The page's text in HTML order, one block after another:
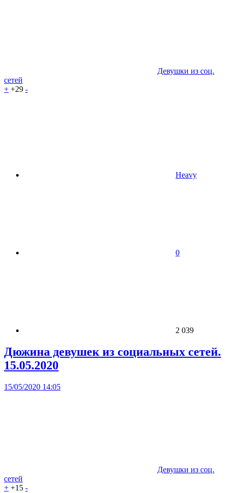
Девушки из соц.
сетей
+ +29 -
Heavy
0
2 039
Дюжина девушек из социальных сетей.
15.05.2020
15/05/2020 14:05
Девушки из соц.
сетей
+ +15 -